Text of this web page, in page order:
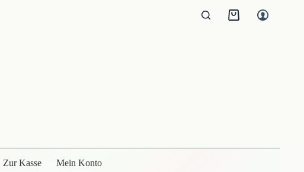
Warenkorb
Zur Kasse Mein Konto